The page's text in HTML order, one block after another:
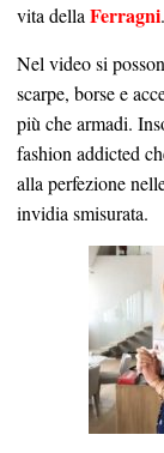
vita dellaFerragni.
Nel video si
scarpe, borse e
più che armadi.
fashion addicted
alla perfezione
invidia smisurata.